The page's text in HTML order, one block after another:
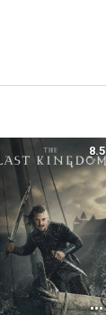
8.5